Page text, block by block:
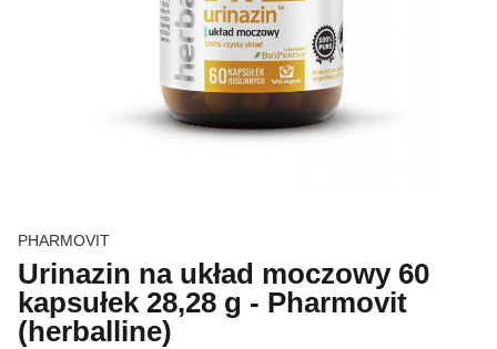
PHARMOVIT
Urinazin na układ moczowy 60
kapsułek 28,28 g - Pharmovit
(herballine)